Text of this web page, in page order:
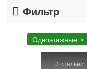
Фильтр
Одноэтажные
3 спальни